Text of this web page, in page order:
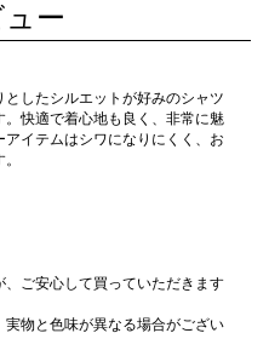
ー
したシルエットが好みのシャツ
快適で着心地も良く、非常に魅
イテムはシワになりにくく、お
ご安心して買っていただきます
物と色味が異なる場合がござい